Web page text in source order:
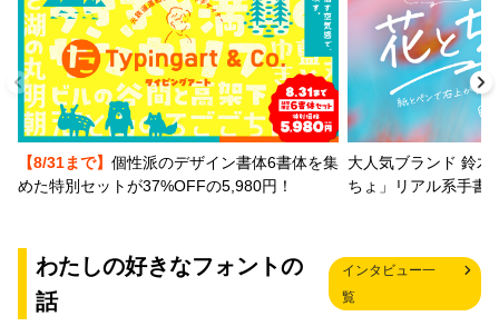
【8/31まで】 個性派のデザイン書体6書体を集
めた特別セットが37%OFFの5,980円！
大人気ブランド 鈴木
ちょ」リアル系手書
わたしの好きなフォントの
話
インタビュー一
覧